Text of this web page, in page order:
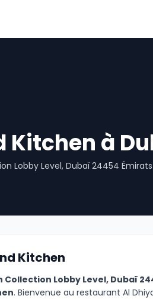
Kitchen à
Lobby Level, Dubaï 24454
Kitchen
Lobby Level, Dubaï
. Bienvenue au restaurant Al